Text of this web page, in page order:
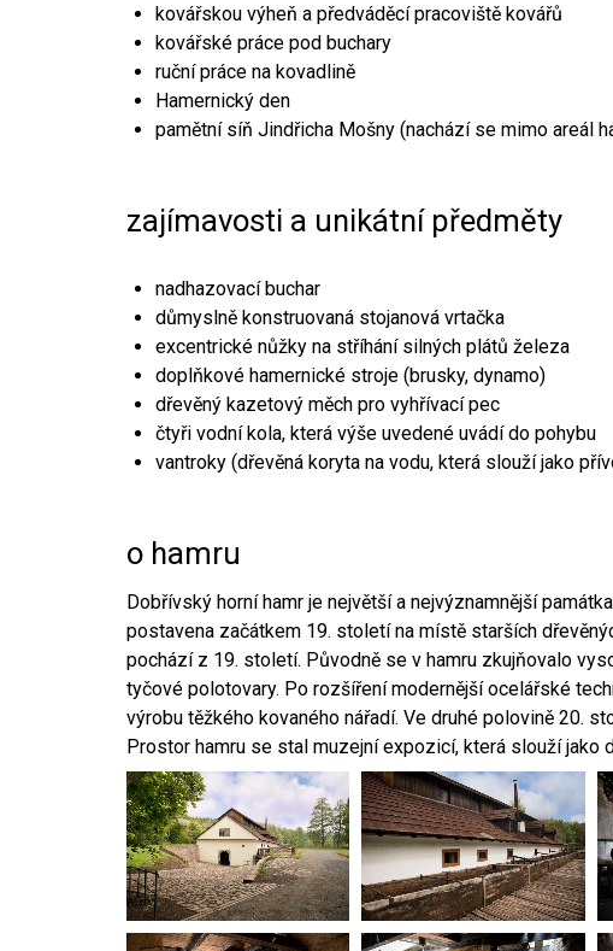
kovářskou výheň a předváděcí pracoviště kovářů
kovářské práce pod buchary
ruční práce na kovadlině
Hamernický den
pamětní síň Jindřicha Mošny (nachází se mimo areál
zajímavosti a unikátní předměty
nadhazovací buchar
důmyslně konstruovaná stojanová vrtačka
excentrické nůžky na stříhání silných plátů železa
doplňkové hamernické stroje (brusky, dynamo)
dřevěný kazetový měch pro vyhřívací pec
čtyři vodní kola, která výše uvedené uvádí do pohybu
vantroky (dřevěná koryta na vodu, která slouží jako
o hamru
Dobřívský horní hamr je největší a nejvýznamnější
postavena začátkem 19. století na místě starších
pochází z 19. století. Původně se v hamru zkujňovalo
tyčové polotovary. Po rozšíření modernější ocelářské
výrobu těžkého kovaného nářadí. Ve druhé polovině 20.
Prostor hamru se stal muzejní expozicí, která slouží jako